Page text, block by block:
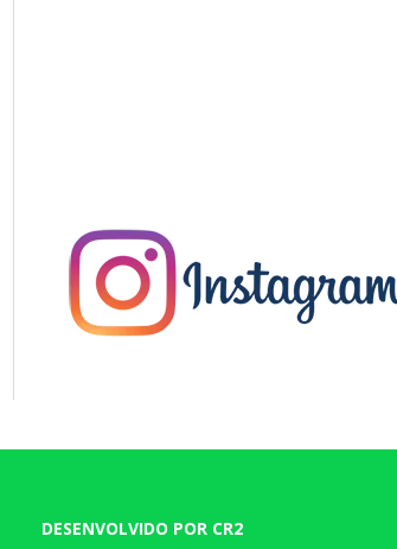
DESENVOLVIDO POR CR2